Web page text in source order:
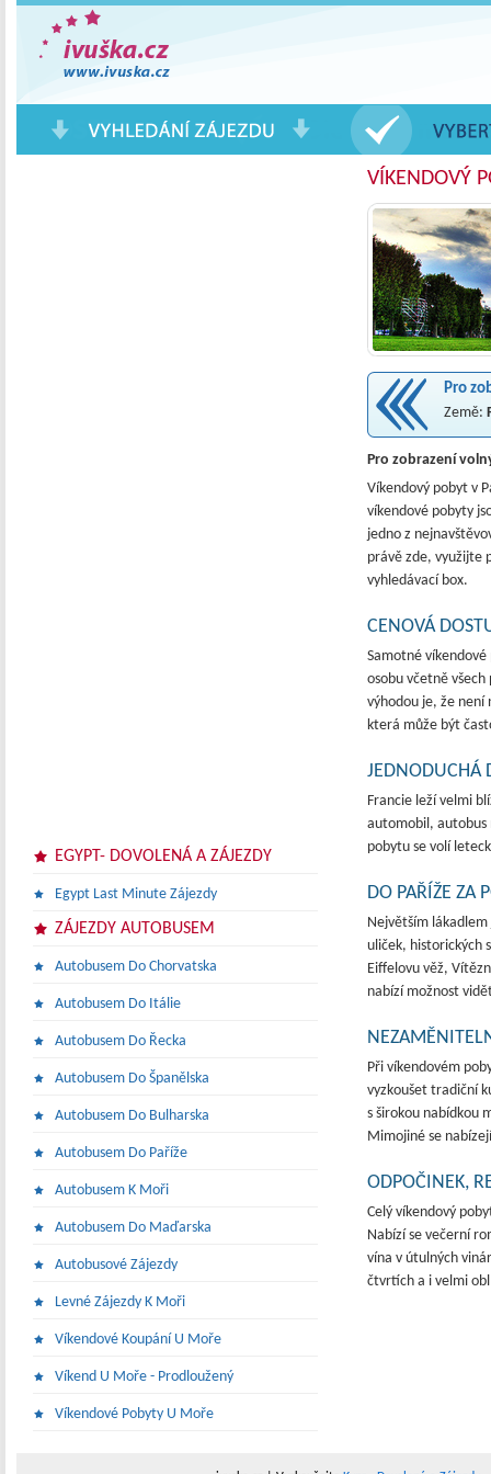
Pobytové Zájezdy a Eurovíkendy
EGYPT- DOVOLENÁ A ZÁJEZDY
Egypt Last Minute Zájezdy
ZÁJEZDY AUTOBUSEM
Autobusem Do Chorvatska
Autobusem Do Itálie
Autobusem Do Řecka
Autobusem Do Španělska
Autobusem Do Bulharska
Autobusem Do Paříže
Autobusem K Moři
Autobusem Do Maďarska
Autobusové Zájezdy
Levné Zájezdy K Moři
Víkendové Koupání U Moře
Víkend U Moře - Prodloužený
Víkendové Pobyty U Moře
VÍKENDOVÝ
Pro
Země:
Pro zobrazení
Víkendový pobyt v
víkendové pobyty
jedno z
právě zde, využijte
vyhledávací box.
CENOVÁ
Samotné
osobu včetně
výhodou je, že
která může být
JEDNODUCHÁ
Francie leží velmi
automobil, autobus
pobytu se volí
DO PAŘÍŽE ZA
Největším
uliček, historických
Eiffelovu věž,
nabízí možnost
Při víkendovém
vyzkoušet tradiční
s širokou nabídkou
Mimojiné se
ODPOČINEK,
Celý víkendový
Nabízí se večerní
vína v útulných
čtvrtích a i velmi